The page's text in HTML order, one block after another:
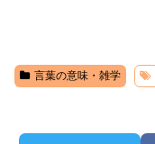
言葉の意味・雑学